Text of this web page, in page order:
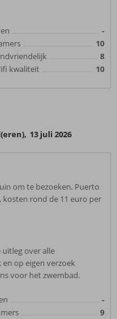
-
10
8
kwaliteit
10
, 13 juli 2026
om te bezoeken. Puerto
kosten rond de 11 euro per
over alle
op eigen verzoek
voor het zwembad.
-
9